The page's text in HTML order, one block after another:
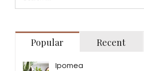
Popular
Recent
Ipomea